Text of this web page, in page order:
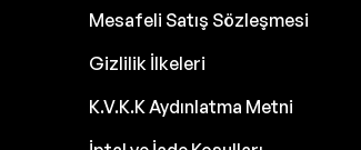
Mesafeli Satış Sözleşmesi
Gizlilik İlkeleri
K.V.K.K Aydınlatma Metni